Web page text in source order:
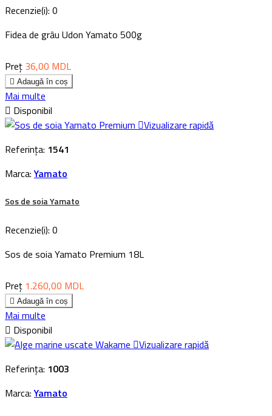
Recenzie(i): 0
Fidea de grâu Udon Yamato 500g
Preț 36,00 MDL
 Adaugă în coș
Mai multe
 Disponibil
Vizualizare rapidă
Referința: 1541
Marca:Yamato
Sos de soia Yamato
Recenzie(i): 0
Sos de soia Yamato Premium 18L
Preț 1.260,00 MDL
 Adaugă în coș
Mai multe
 Disponibil
Vizualizare rapidă
Referința: 1003
Marca:Yamato